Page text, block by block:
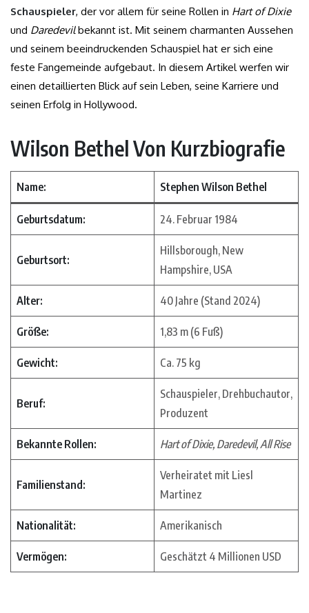
Schauspieler, der vor allem für seine Rollen in Hart of Dixie
und Daredevilbekannt ist. Mit seinem charmanten Aussehen
und seinem beeindruckenden Schauspiel hat er sich eine
feste Fangemeinde aufgebaut. In diesem Artikel werfen wir
einen detaillierten Blick auf sein Leben, seine Karriere und
seinen Erfolg in Hollywood.
Wilson Bethel Von Kurzbiografie
Name: Stephen Wilson Bethel
Geburtsdatum: 24. Februar 1984
Geburtsort:
Hillsborough, New
Hampshire, USA
Alter: 40 Jahre (Stand 2024)
Größe: 1,83 m (6 Fuß)
Gewicht: Ca. 75 kg
Beruf:
Schauspieler, Drehbuchautor,
Produzent
Bekannte Rollen: Hart of Dixie, Daredevil, All Rise
Familienstand:
Verheiratet mit Liesl
Martinez
Nationalität: Amerikanisch
Vermögen: Geschätzt 4 Millionen USD